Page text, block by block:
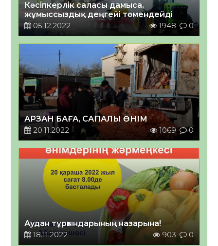
Кәсіпкерлік саласы дамыса,
жұмыссыздық деңгейі төмендейді
05.12.2022
1948 0
АРЗАН БАҒА, САПАЛЫ ӨНІМ
20.11.2022
1069 0
Аудан тұрғындарының назарына!
18.11.2022
903 0